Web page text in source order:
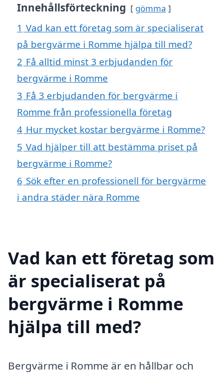
Innehållsförteckning gömma
1 Vad kan ett företag som är specialiserat
på bergvärme i Romme hjälpa till med?
2 Få alltid minst 3 erbjudanden för
bergvärme i Romme
3 Få 3 erbjudanden för bergvärme i
Romme från professionella företag
4 Hur mycket kostar bergvärme i Romme?
5 Vad hjälper till att bestämma priset på
bergvärme i Romme?
6 Sök efter en professionell för bergvärme
i andra städer nära Romme
Vad kan ett företag som
är specialiserat på
bergvärme i Romme
hjälpa till med?
Bergvärme i Romme är en hållbar och